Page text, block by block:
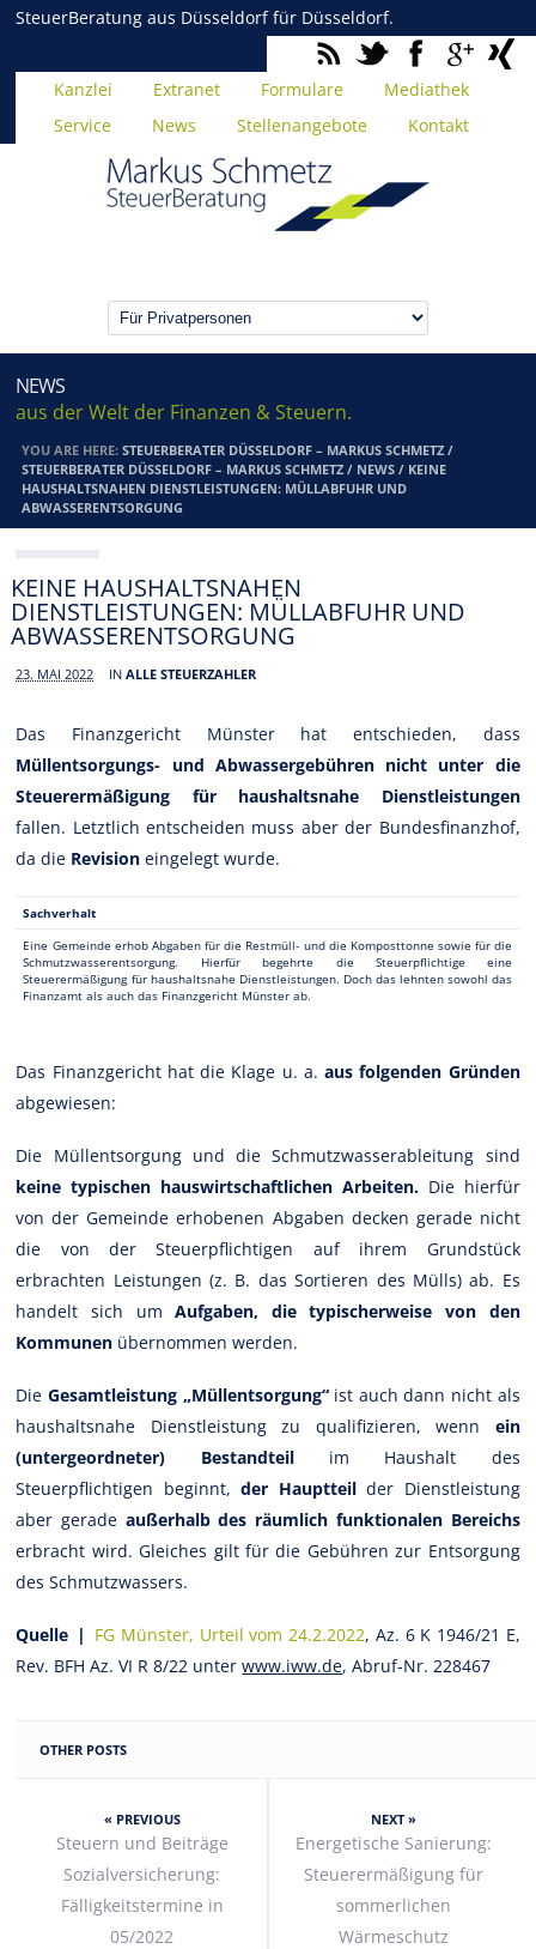
SteuerBeratung aus Düsseldorf für Düsseldorf.
Kanzlei Extranet Formulare
Mediathek
Service
News Stellenangebote Kontakt
NEWS
aus der Welt der Finanzen & Steuern.
YOU ARE HERE:STEUERBERATER DÜSSELDORF – MARKUS SCHMETZ /
STEUERBERATER DÜSSELDORF – MARKUS SCHMETZ / NEWS / KEINE
HAUSHALTSNAHEN DIENSTLEISTUNGEN: MÜLLABFUHR UND
ABWASSERENTSORGUNG
KEINE HAUSHALTSNAHEN
DIENSTLEISTUNGEN: MÜLLABFUHR UND
ABWASSERENTSORGUNG
23. MAI 2022 INALLE STEUERZAHLER
Das Finanzgericht Münster hat entschieden, dass
Müllentsorgungs- und Abwassergebühren nicht unter die
Steuerermäßigung für haushaltsnahe Dienstleistungen
fallen. Letztlich entscheiden muss aber der Bundesfinanzhof,
da die Revision eingelegt wurde.
Sachverhalt
Eine Gemeinde erhob Abgaben für die Restmüll- und die Komposttonne sowie für die
Schmutzwasserentsorgung. Hierfür begehrte die Steuerpflichtige eine
Steuerermäßigung für haushaltsnahe Dienstleistungen. Doch das lehnten sowohl das
Finanzamt als auch das Finanzgericht Münster ab.
Das Finanzgericht hat die Klage u. a.aus folgenden Gründen
abgewiesen:
Die Müllentsorgung und die Schmutzwasserableitung sind
keine typischen hauswirtschaftlichen Arbeiten.Die hierfür
von der Gemeinde erhobenen Abgaben decken gerade nicht
die von der Steuerpflichtigen auf ihrem Grundstück
erbrachten Leistungen (z. B. das Sortieren des Mülls) ab. Es
handelt sich umAufgaben, die typischerweise von den
Kommunen übernommen werden.
DieGesamtleistung „Müllentsorgung“ist auch dann nicht als
haushaltsnahe Dienstleistung zu qualifizieren, wenn ein
(untergeordneter) Bestandteilim Haushalt des
Steuerpflichtigen beginnt,der Hauptteilder Dienstleistung
aber gerade außerhalb des räumlich funktionalen Bereichs
erbracht wird. Gleiches gilt für die Gebühren zur Entsorgung
des Schmutzwassers.
Quelle | FG Münster, Urteil vom 24.2.2022, Az. 6 K 1946/21 E,
Rev. BFH Az. VI R 8/22 unterwww.iww.de, Abruf-Nr. 228467
OTHER POSTS
« PREVIOUS
Steuern und Beiträge
Sozialversicherung:
Fälligkeitstermine in
05/2022
NEXT »
Energetische Sanierung:
Steuerermäßigung für
sommerlichen
Wärmeschutz